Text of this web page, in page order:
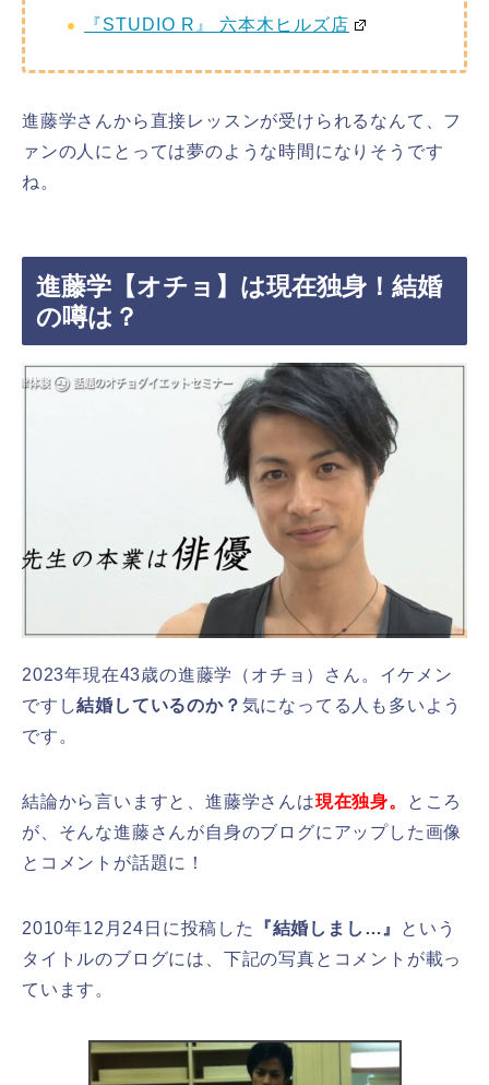
『STUDIO R』 六本木ヒルズ店
進藤学さんから直接レッスンが受けられるなんて、フ
ァンの人にとっては夢のような時間になりそうです
ね。
進藤学【オチョ】は現在独身！結婚
の噂は？
2023年現在43歳の進藤学（オチョ）さん。イケメン
ですし結婚しているのか？ 気になってる人も多いよう
です。
結論から言いますと、進藤学さんは現在独身。
ところ
が、そんな進藤さんが自身のブログにアップした画像
とコメントが話題に！
2010年12月24日に投稿した 『結婚しまし…』
という
タイトルのブログには、下記の写真とコメントが載っ
ています。